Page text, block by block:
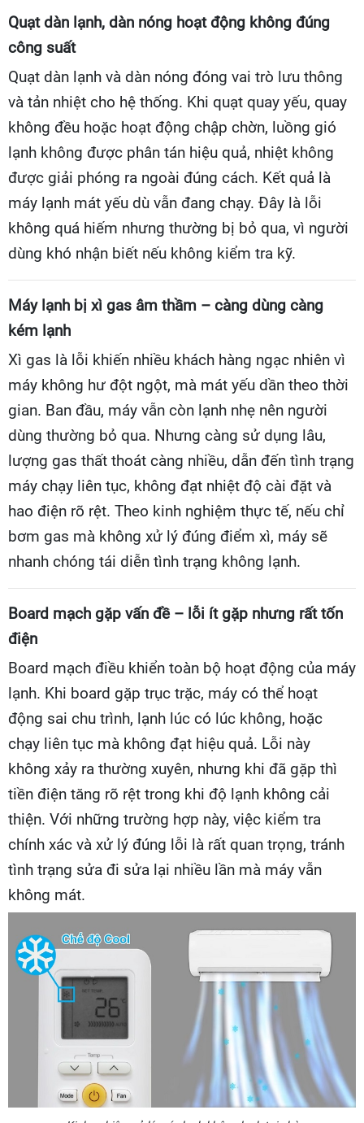
Quạt dàn lạnh, dàn nóng hoạt động không đúng
công suất
Quạt dàn lạnh và dàn nóng đóng vai trò lưu thông
và tản nhiệt cho hệ thống. Khi quạt quay yếu, quay
không đều hoặc hoạt động chập chờn, luồng gió
lạnh không được phân tán hiệu quả, nhiệt không
được giải phóng ra ngoài đúng cách. Kết quả là
máy lạnh mát yếu dù vẫn đang chạy. Đây là lỗi
không quá hiếm nhưng thường bị bỏ qua, vì người
dùng khó nhận biết nếu không kiểm tra kỹ.
Máy lạnh bị xì gas âm thầm – càng dùng càng
kém lạnh
Xì gas là lỗi khiến nhiều khách hàng ngạc nhiên vì
máy không hư đột ngột, mà mát yếu dần theo thời
gian. Ban đầu, máy vẫn còn lạnh nhẹ nên người
dùng thường bỏ qua. Nhưng càng sử dụng lâu,
lượng gas thất thoát càng nhiều, dẫn đến tình trạng
máy chạy liên tục, không đạt nhiệt độ cài đặt và
hao điện rõ rệt. Theo kinh nghiệm thực tế, nếu chỉ
bơm gas mà không xử lý đúng điểm xì, máy sẽ
nhanh chóng tái diễn tình trạng không lạnh.
Board mạch gặp vấn đề – lỗi ít gặp nhưng rất tốn
điện
Board mạch điều khiển toàn bộ hoạt động của máy
lạnh. Khi board gặp trục trặc, máy có thể hoạt
động sai chu trình, lạnh lúc có lúc không, hoặc
chạy liên tục mà không đạt hiệu quả. Lỗi này
không xảy ra thường xuyên, nhưng khi đã gặp thì
tiền điện tăng rõ rệt trong khi độ lạnh không cải
thiện. Với những trường hợp này, việc kiểm tra
chính xác và xử lý đúng lỗi là rất quan trọng, tránh
tình trạng sửa đi sửa lại nhiều lần mà máy vẫn
không mát.